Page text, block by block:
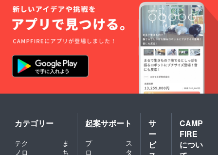
カテゴリー
テク
ノロ
ま
ち
起案サポート
プ
ロ
ス
タ
サ
ー
ビ
CAMP
FIRE
につい